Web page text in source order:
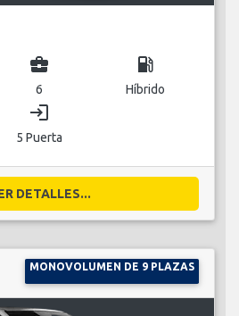
business_center
6
local_gas_station
Híbrido
login
5 Puerta
DETALLES...
MONOVOLUMEN DE 9 PLAZAS